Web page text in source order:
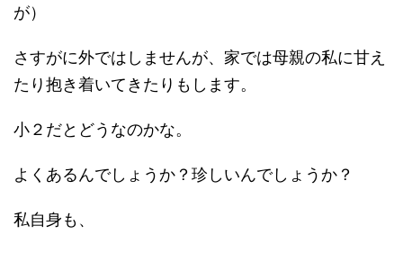
が）
さすがに外ではしませんが、家では母親の私に甘え
たり抱き着いてきたりもします。
小２だとどうなのかな。
よくあるんでしょうか？珍しいんでしょうか？
私自身も、